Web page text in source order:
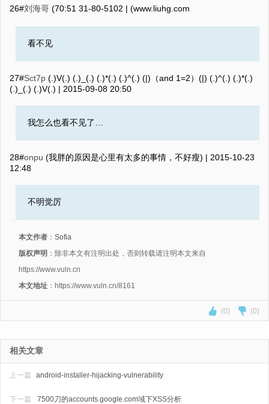
26#刘海哥 (‮moc.ghuil.www) |
2015-08-13 15:07
看不见
27#Sct7p (.)V(.) (.)_(.) (.)*(.) (.)^(.) (|)（and 1=2）(|) (.)^(.) (.)*(.)
(.)_(.) (.)V(.) | 2015-09-08 20:50
我怎么也看不见了…
28#onpu (我胖的原因是心里有太多的事情，不好瘦) | 2015-10-23
12:48
不明觉厉
本文作者 ： Sofia
版权声明 ：除非本文有注明出处，否则转载请注明本文来自
https://www.vuln.cn
本文地址 ：https://www.vuln.cn/8161
(0) (0)
相关文章
上一篇 android-installer-hijacking-vulnerability
7500刀的accounts.google.com域下XSS分析
下一篇